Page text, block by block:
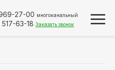
27-00 многоканальный
517-63-18 Заказать звонок